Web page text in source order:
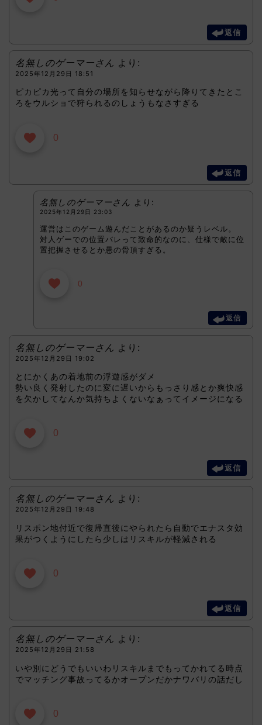
返信
名無しのゲーマーさん より:
2025年12月29日 18:51
ピカピカ光って自分の場所を知らせながら降りてきたとこ
ろをウルショで狩られるのしょうもなさすぎる
0
返信
名無しのゲーマーさん より:
2025年12月29日 23:03
運営はこのゲーム遊んだことがあるのか疑うレベル。
対人ゲーでの位置バレって致命的なのに、仕様で敵に位
置把握させるとか愚の骨頂すぎる。
0
返信
名無しのゲーマーさん より:
2025年12月29日 19:02
とにかくあの着地前の浮遊感がダメ
勢い良く発射したのに変に遅いからもっさり感とか爽快感
を欠かしてなんか気持ちよくないなぁってイメージになる
0
返信
名無しのゲーマーさん より:
2025年12月29日 19:48
リスポン地付近で復帰直後にやられたら自動でエナスタ効
果がつくようにしたら少しはリスキルが軽減される
0
返信
名無しのゲーマーさん より:
2025年12月29日 21:58
いや別にどうでもいいわリスキルまでもってかれてる時点
でマッチング事故ってるかオープンだかナワバリの話だし
0